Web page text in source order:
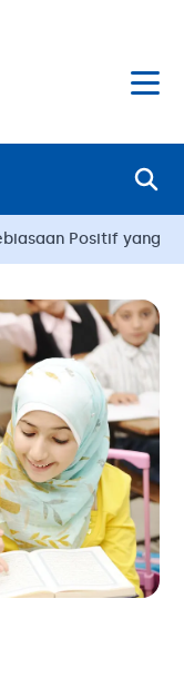
Positif yang